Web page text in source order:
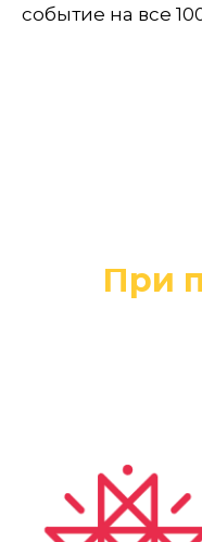
событие на все
При